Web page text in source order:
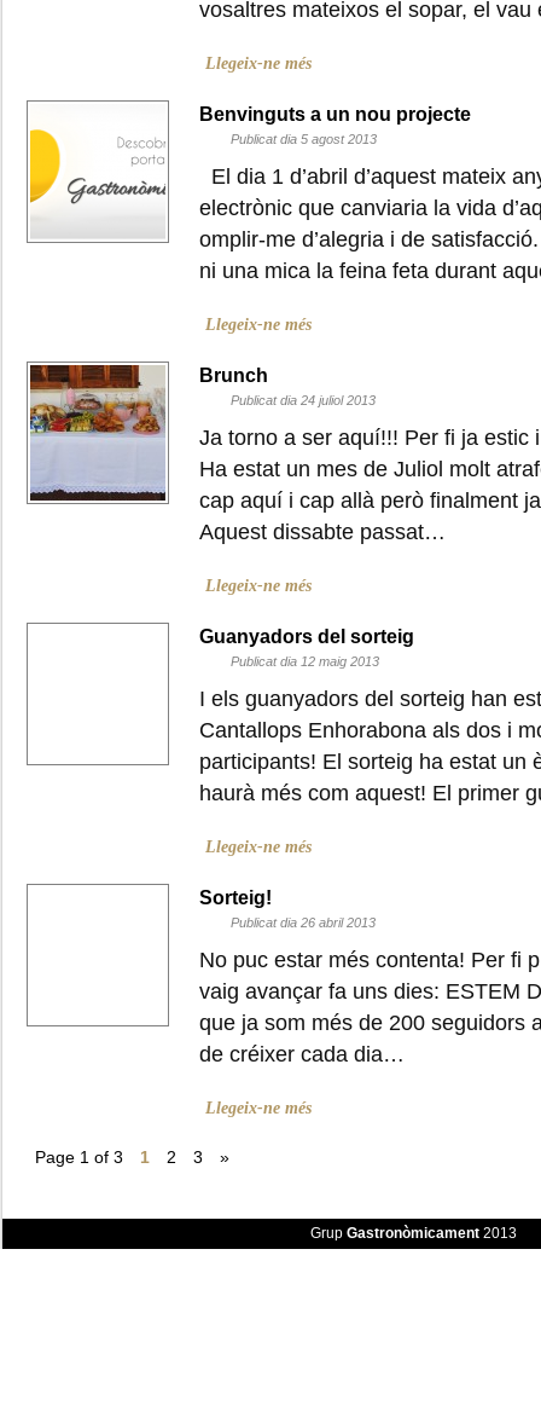
vosaltres mateixos el sopar, el
Llegeix-ne més
Benvinguts a un nou projecte
Publicat dia 5 agost 2013
El dia 1 d’abril d’aquest mateix
electrònic que canviaria la vida
omplir-me d’alegria i de
ni una mica la feina feta durant
Llegeix-ne més
Brunch
Publicat dia 24 juliol 2013
Ja torno a ser aquí!!! Per fi ja estic
Ha estat un mes de Juliol molt
cap aquí i cap allà però finalment
Aquest dissabte passat…
Llegeix-ne més
Guanyadors del sorteig
Publicat dia 12 maig 2013
I els guanyadors del sorteig han
Cantallops Enhorabona als dos i
participants! El sorteig ha estat un
haurà més com aquest! El primer
Llegeix-ne més
Sorteig!
Publicat dia 26 abril 2013
No puc estar més contenta! Per fi
vaig avançar fa uns dies: ESTEM
que ja som més de 200 seguidors
de créixer cada dia…
Llegeix-ne més
Page 1 of 3 1 2 3 »
Grup Gastronòmicament2013